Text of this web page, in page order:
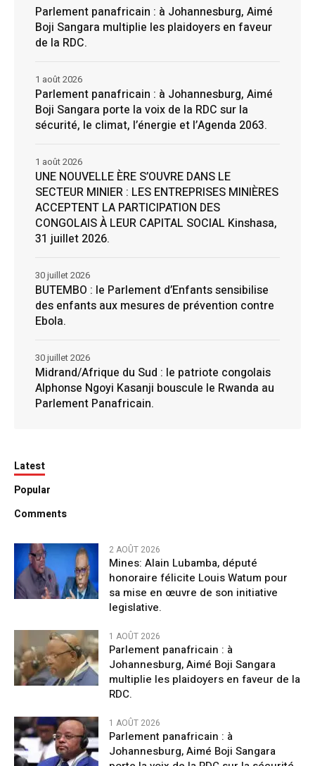
Parlement panafricain : à Johannesburg, Aimé
Boji Sangara multiplie les plaidoyers en faveur
de la RDC.
Parlement panafricain : à Johannesburg, Aimé
Boji Sangara porte la voix de la RDC sur la
sécurité, le climat, l’énergie et l’Agenda 2063.
1 août 2026
UNE NOUVELLE ÈRE S’OUVRE DANS LE
SECTEUR MINIER : LES ENTREPRISES MINIÈRES
ACCEPTENT LA PARTICIPATION DES
CONGOLAIS À LEUR CAPITAL SOCIAL Kinshasa,
31 juillet 2026.
1 août 2026
BUTEMBO : le Parlement d’Enfants sensibilise
des enfants aux mesures de prévention contre
Ebola.
30 juillet 2026
Midrand/Afrique du Sud : le patriote congolais
Alphonse Ngoyi Kasanji bouscule le Rwanda au
Parlement Panafricain.
30 juillet 2026
Latest
Popular
Comments
2 AOÛT 2026
Mines: Alain Lubamba, député
honoraire félicite Louis Watum pour
sa mise en œuvre de son initiative
legislative.
1 AOÛT 2026
Parlement panafricain : à
Johannesburg, Aimé Boji Sangara
multiplie les plaidoyers en faveur de la
RDC.
1 AOÛT 2026
Parlement panafricain : à
Johannesburg, Aimé Boji Sangara